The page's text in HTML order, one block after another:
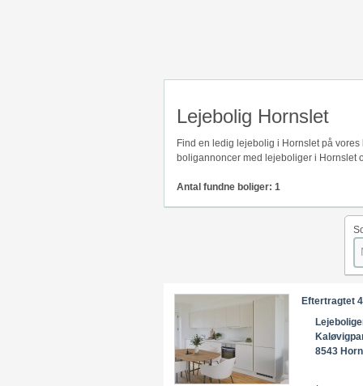
Lejebolig Hornslet
Find en ledig lejebolig i Hornslet på
boligannoncer med lejeboliger i Hornslet
Antal fundne boliger: 1
Eftertragtet
8543